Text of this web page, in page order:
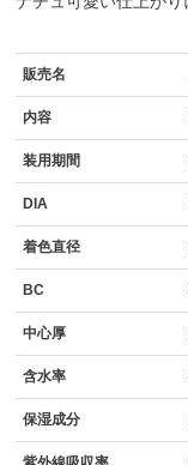
販売名
内容
装用期間
DIA
着色直径
BC
中心厚
含水率
保湿成分